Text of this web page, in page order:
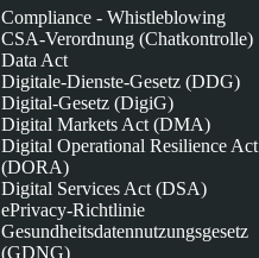
Compliance - Whistleblowing
CSA-Verordnung (Chatkontrolle)
Data Act
Digitale-Dienste-Gesetz (DDG)
Digital-Gesetz (DigiG)
Digital Markets Act (DMA)
Digital Operational Resilience Act
(DORA)
Digital Services Act (DSA)
ePrivacy-Richtlinie
Gesundheitsdatennutzungsgesetz
(GDNG)